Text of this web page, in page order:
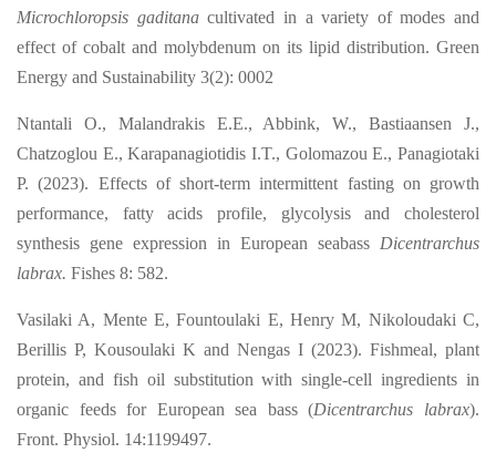
Microchloropsis gaditanacultivated in a variety of modes and
effect of cobalt and molybdenum on its lipid distribution. Green
Energy and Sustainability 3(2): 0002
Ntantali O., Malandrakis E.E., Abbink, W., Bastiaansen J.,
Chatzoglou E.,Karapanagiotidis I.T., Golomazou E., Panagiotaki
P. (2023). Effects of short-termintermittent fasting on growth
performance, fatty acids profile, glycolysis and cholesterol
synthesis gene expression in European seabass Dicentrarchus
labrax. Fishes 8: 582.
Vasilaki A, Mente E, Fountoulaki E, Henry M, Nikoloudaki C,
Berillis P, Kousoulaki K and Nengas I (2023). Fishmeal, plant
protein, and fish oil substitution with single-cell ingredients in
organic feeds for European sea bass (Dicentrarchus labrax).
Front. Physiol. 14:1199497.